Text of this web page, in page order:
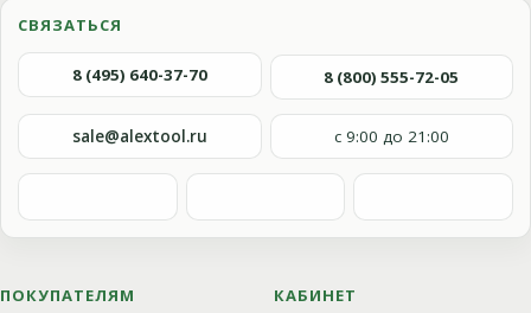
ПОКУПАТЕЛЯМ КАБИНЕТ
СВЯЗАТЬСЯ
8 (495) 640-37-70 8 (800) 555-72-05
с 9:00 до 21:00
sale@alextool.ru